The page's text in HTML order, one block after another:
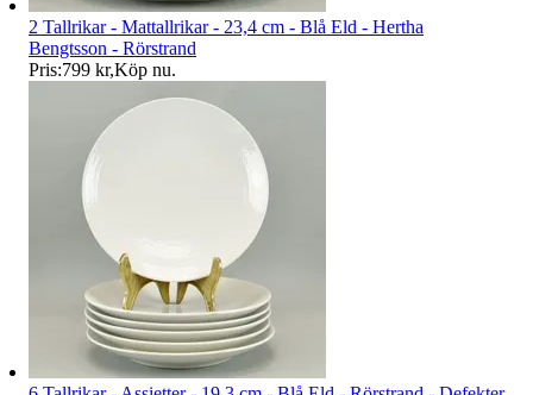
2 Tallrikar - Mattallrikar - 23,4 cm - Blå Eld - Hertha
Bengtsson - Rörstrand
Pris:799 kr,Köp nu.